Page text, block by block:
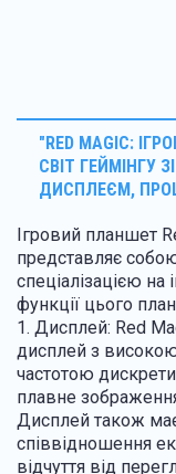
"RED MAGIC:
СВІТ ГЕЙМІНГУ
ДИСПЛЕЄМ,
Ігровий планшет
представляє
спеціалізацією на
функції цього
1. Дисплей: Red
дисплей з
частотою
плавне
Дисплей також має
співвідношення
відчуття від